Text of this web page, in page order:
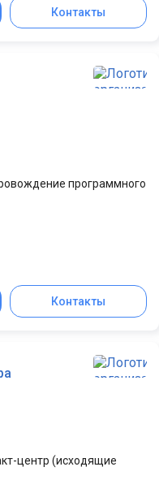
Контакты
программного
Контакты
центр (исходящие